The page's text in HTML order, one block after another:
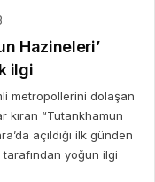
Hazineleri’
ilgi
metropollerini dolaşan
kıran “Tutankhamun
açıldığı ilk günden
yoğun ilgi